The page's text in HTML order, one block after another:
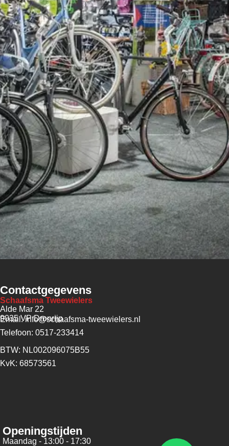
Contactgegevens
Schaafsma Tweewielers
Alde Mar 22
9035 VP Dronrijp
Email: info@schaafsma-tweewielers.nl
Telefoon: 0517-233414
BTW: NL002096075B55
KvK: 68573561
Openingstijden
Maandag - 13:00 - 17:30